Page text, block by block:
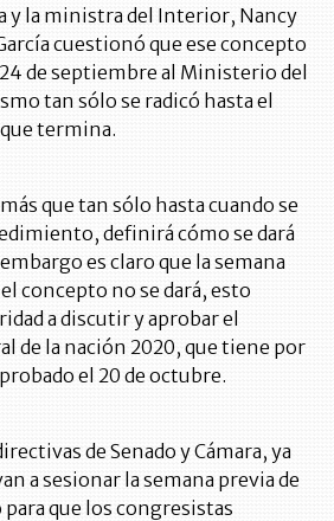
y la ministra del Interior, Nancy
cuestionó que ese concepto
de septiembre al Ministerio del
tan sólo se radicó hasta el
que termina.
que tan sólo hasta cuando se
definirá cómo se dará
es claro que la semana
concepto no se dará, esto
a discutir y aprobar el
de la nación 2020, que tiene por
el 20 de octubre.
de Senado y Cámara, ya
a sesionar la semana previa de
para que los congresistas